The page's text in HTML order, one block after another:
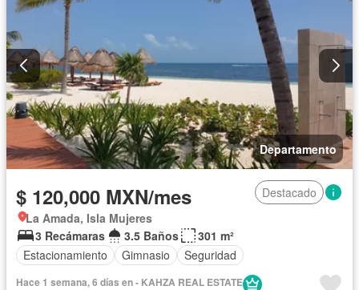
Departamento
$ 120,000 MXN/mes
Destacado
La Amada, Isla Mujeres
3 Recámaras
3.5 Baños
301 m²
Estacionamiento
Gimnasio Seguridad
Hace 1 semana, 6 días en - KAHZA REAL ESTATE